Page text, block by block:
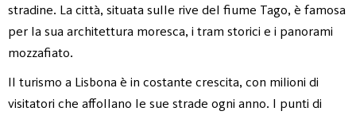
stradine. La città, situata sulle rive del fiume Tago, è famosa
per la sua architettura moresca, i tram storici e i panorami
mozzafiato.
Il turismo a Lisbona è in costante crescita, con milioni di
visitatori che affollano le sue strade ogni anno. I punti di